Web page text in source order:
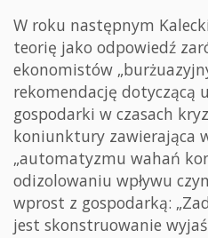
W roku następnym
teorię jako odpowiedź
ekonomistów
rekomendację dotyczącą
gospodarki w czasach
koniunktury zawierająca
„automatyzmu wahań
odizolowaniu wpływu
wprost z gospodarką:
jest skonstruowanie